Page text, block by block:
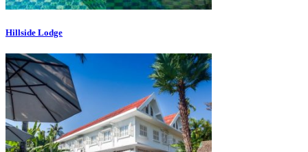
Hillside Lodge